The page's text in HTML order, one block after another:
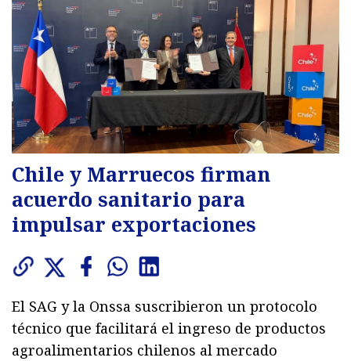
Chile y Marruecos firman
acuerdo sanitario para
impulsar exportaciones
El SAG y la Onssa suscribieron un protocolo
técnico que facilitará el ingreso de productos
agroalimentarios chilenos al mercado